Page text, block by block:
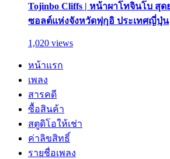
Tojinbo Cliffs | หน้าผาโทจินโบ สุ
ซอลต์แห่งจังหวัดฟุกุอิ ประเทศญี่ปุ่น
1,020 views
หน้าแรก
เพลง
สารคดี
ซื้อสินค้า
สตูดิโอให้เช่า
ค่าลิขสิทธิ์
รายชื่อเพลง